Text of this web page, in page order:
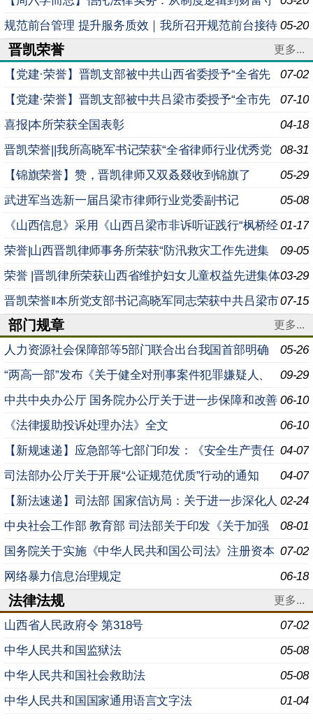
护
05-20
规范前台管理 提升服务质效｜我所召开规范前台接待
座谈会
晋凯荣誉 更多...
07-02
【党建·荣誉】晋凯支部被中共山西省委授予“全省先
进基层党组织”荣誉称号
07-10
【党建·荣誉】晋凯支部被中共吕梁市委授予“全市先
进基层党组织”荣誉称号
04-18
喜报|本所荣获全国表彰
08-31
晋凯荣誉||我所高晓军书记荣获“全省律师行业优秀党
务工作者”荣誉称号
05-29
【锦旗荣誉】赞，晋凯律师又双叒叕收到锦旗了
05-08
武进军当选新一届吕梁市律师行业党委副书记
01-17
《山西信息》采用《山西吕梁市非诉听证践行“枫桥经
验”以专业法律服务乡村治理维护农村稳定安定》信息条目
09-05
荣誉|山西晋凯律师事务所荣获“防汛救灾工作先进集
体”荣誉称号
03-29
荣誉 |晋凯律所荣获山西省维护妇女儿童权益先进集体
称号
07-15
晋凯荣誉‖本所党支部书记高晓军同志荣获中共吕梁市
委非公有制经济组织和社会组织工委会“全市两新组织优秀
部门规章 更多...
05-26
人力资源社会保障部等5部门联合出台我国首部明确
超龄劳动者权益的专门规章 日前，人力资源社会保障部会
同
09-29
“两高一部”发布《关于健全对刑事案件犯罪嫌疑人、
被告人身份审查工作机制的意见》 为准确、及时查明案件
06-10
中共中央办公厅 国务院办公厅关于进一步保障和改善
民生 着力解决群众急难愁盼的意见
06-10
《法律援助投诉处理办法》全文
04-07
【新规速递】应急部等七部门印发：《安全生产责任
保险实施办法》
04-07
司法部办公厅关于开展“公证规范优质”行动的通知
02-24
【新法速递】司法部 国家信访局：关于进一步深化人
民调解参与信访工作对接推进信访工作法治化的意见
08-01
中央社会工作部 教育部 司法部关于印发《关于加强
高校法律援助志愿服务工作的意见》的通知
07-02
国务院关于实施《中华人民共和国公司法》注册资本
登记管理制度的规定
06-18
网络暴力信息治理规定
法律法规 更多...
07-02
山西省人民政府令 ​第318号
05-08
中华人民共和国监狱法
05-08
中华人民共和国社会救助法
01-04
中华人民共和国国家通用语言文字法